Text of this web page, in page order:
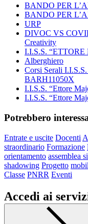
BANDO PER
BANDO PER
URP
DIVOC VS
Creativity
I.I.S.S.
Alberghiero
Corsi Serali
BARH11050X
I.I.S.S. “Ettore
I.I.S.S. “Ettore
Potrebbero
Entrate e uscite Docenti
straordinario Formazione
orientamento assemblea
shadowing Progetto
Classe PNRR Eventi
Accedi ai